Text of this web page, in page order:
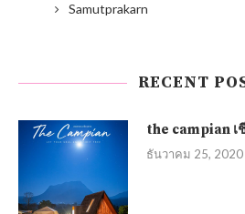
Samutprakarn
RECENT
the campian เ
ธันวาคม 25, 2020